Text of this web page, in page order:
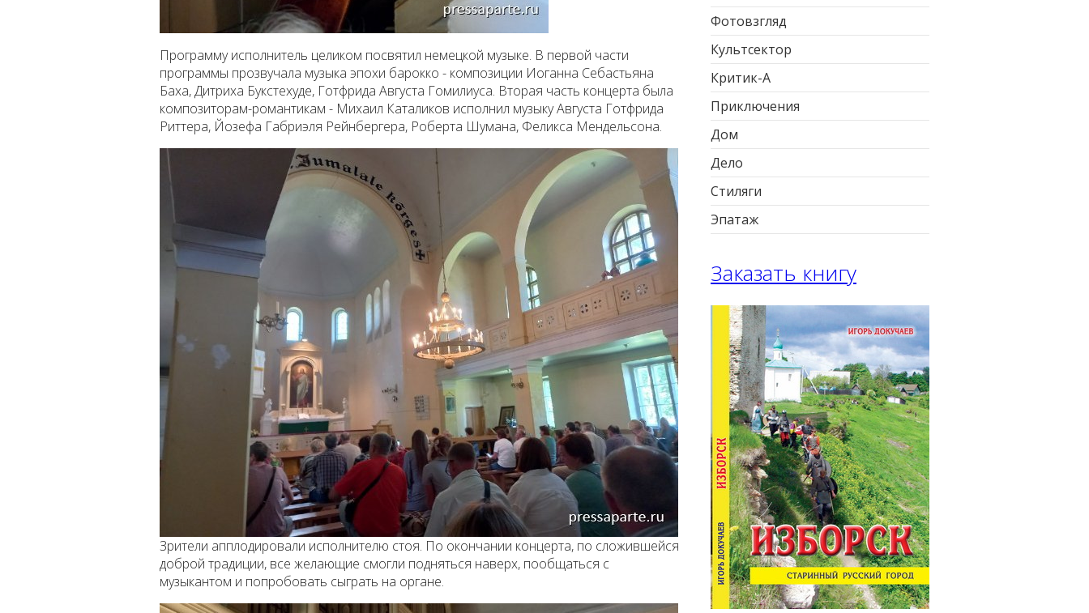
Программу исполнитель целиком посвятил немецкой музыке. В первой части
программы прозвучала музыка эпохи барокко - композиции Иоганна Себастьяна
Баха, Дитриха Букстехуде, Готфрида Августа Гомилиуса. Вторая часть концерта была
композиторам-романтикам - Михаил Каталиков исполнил музыку Августа Готфрида
Риттера, Йозефа Габриэля Рейнбергера, Роберта Шумана, Феликса Мендельсона.
Зрители апплодировали исполнителю стоя. По окончании концерта, по сложившейся
доброй традиции, все желающие смогли подняться наверх, пообщаться с
музыкантом и попробовать сыграть на органе.
Фотовзгляд
Культсектор
Критик-А
Приключения
Дом
Дело
Стиляги
Эпатаж
Заказать книгу